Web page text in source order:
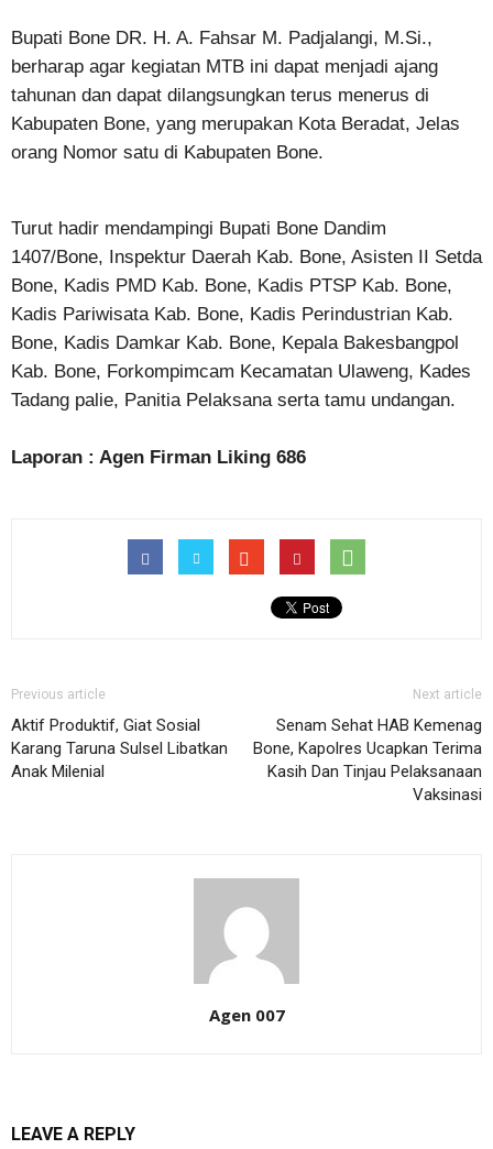
Bupati Bone DR. H. A. Fahsar M. Padjalangi, M.Si.,
berharap agar kegiatan MTB ini dapat menjadi ajang
tahunan dan dapat dilangsungkan terus menerus di
Kabupaten Bone, yang merupakan Kota Beradat, Jelas
orang Nomor satu di Kabupaten Bone.
Turut hadir mendampingi Bupati Bone Dandim
1407/Bone, Inspektur Daerah Kab. Bone, Asisten II Setda
Bone, Kadis PMD Kab. Bone, Kadis PTSP Kab. Bone,
Kadis Pariwisata Kab. Bone, Kadis Perindustrian Kab.
Bone, Kadis Damkar Kab. Bone, Kepala Bakesbangpol
Kab. Bone, Forkompimcam Kecamatan Ulaweng, Kades
Tadang palie, Panitia Pelaksana serta tamu undangan.
Laporan : Agen Firman Liking 686
Previous article
Aktif Produktif, Giat Sosial
Karang Taruna Sulsel Libatkan
Anak Milenial
Next article
Senam Sehat HAB Kemenag
Bone, Kapolres Ucapkan Terima
Kasih Dan Tinjau Pelaksanaan
Vaksinasi
Agen 007
LEAVE A REPLY